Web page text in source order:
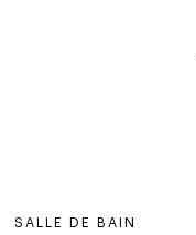
SALLE DE BAIN